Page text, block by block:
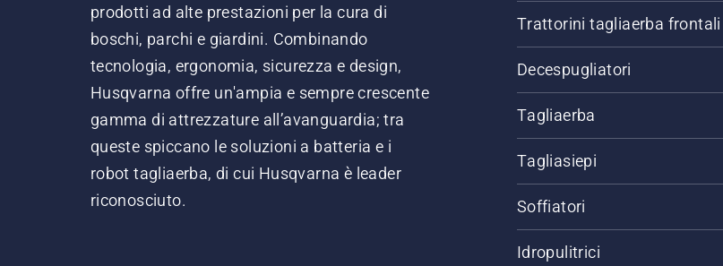
prodotti ad alte prestazioni per la cura di
boschi, parchi e giardini. Combinando
tecnologia, ergonomia, sicurezza e design,
Husqvarna offre un'ampia e sempre crescente
gamma di attrezzature all’avanguardia; tra
queste spiccano le soluzioni a batteria e i
robot tagliaerba, di cui Husqvarna è leader
riconosciuto.
Trattorini tagliaerba frontali
Decespugliatori
Tagliaerba
Tagliasiepi
Soffiatori
Idropulitrici